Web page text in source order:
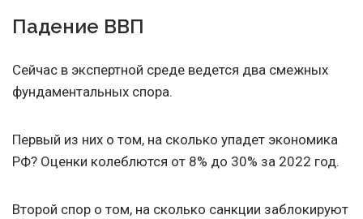
Падение ВВП
Сейчас в экспертной среде ведется два смежных
фундаментальных спора.
Первый из них о том, на сколько упадет экономика
РФ? Оценки колеблются от 8% до 30% за 2022 год.
Второй спор о том, на сколько санкции заблокируют